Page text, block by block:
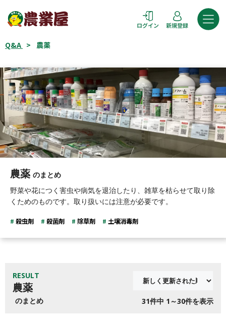
ン
ン
へ
ス
キ
ッ
プ
ログイン 新規登録
Q&A > 農薬
農薬 のまとめ
野菜や花につく害虫や病気を退治したり、雑草を枯らせて取り除
くためのものです。取り扱いには注意が必要です。
殺虫剤 殺菌剤 除草剤 土壌消毒剤
RESULT
農薬
のまとめ 31件中 1～30件を表示